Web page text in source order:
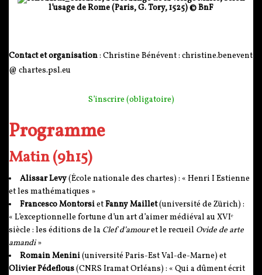
l’usage de Rome (Paris, G. Tory, 1525) © BnF
Contact et organisation: Christine Bénévent : christine.benevent
@ chartes.psl.eu
S’inscrire (obligatoire)
Programme
Matin (9h15)
Alissar Levy(École nationale des chartes) : « Henri I Estienne
et les mathématiques »
Francesco MontorsietFanny Maillet(université de Zürich) :
« L’exceptionnelle fortune d’un art d’aimer médiéval au XVIᵉ
siècle : les éditions de la Clef d’amouret le recueil Ovide de arte
amandi»
Romain Menini(université Paris-Est Val-de-Marne) et
Olivier Pédeflous(CNRS Iramat Orléans) : « Qui a dûment écrit